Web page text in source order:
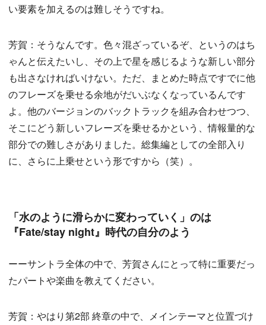
い要素を加えるのは難しそうですね。
芳賀：そうなんです。色々混ざっているぞ、というのはち
ゃんと伝えたいし、その上で星を感じるような新しい部分
も出さなければいけない。ただ、まとめた時点ですでに他
のフレーズを乗せる余地がだいぶなくなっているんです
よ。他のバージョンのバックトラックを組み合わせつつ、
そこにどう新しいフレーズを乗せるかという、情報量的な
部分での難しさがありました。総集編としての全部入り
に、さらに上乗せという形ですから（笑）。
「水のように滑らかに変わっていく」のは
『Fate/stay night』時代の自分のよう
ーーサントラ全体の中で、芳賀さんにとって特に重要だっ
たパートや楽曲を教えてください。
芳賀：やはり第2部 終章の中で、メインテーマと位置づけ